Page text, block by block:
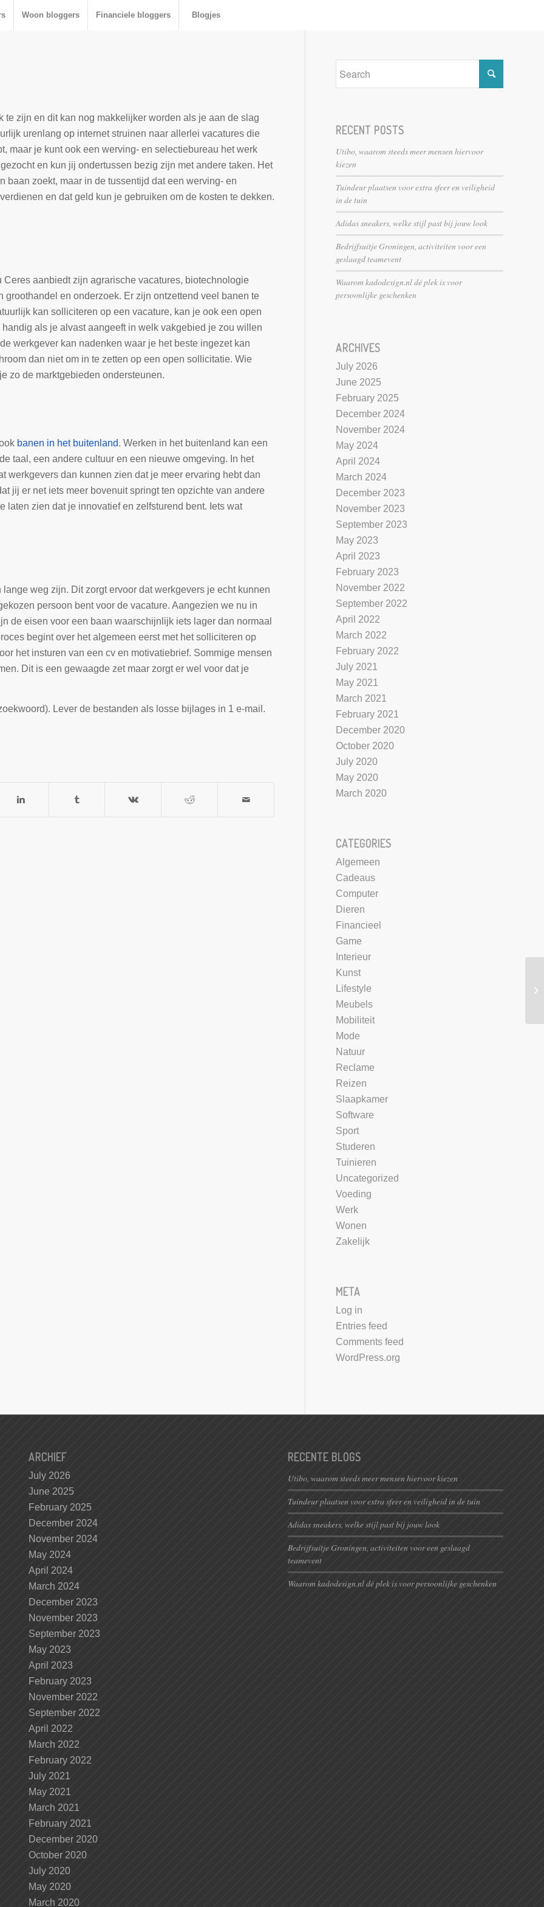
Woon bloggers Financiele bloggers Blogjes
zijn en dit kan nog makkelijker worden als je aan de slag
urenlang op internet struinen naar allerlei vacatures die
maar je kunt ook een werving- en selectiebureau het werk
en kun jij ondertussen bezig zijn met andere taken. Het
baan zoekt, maar in de tussentijd dat een werving- en
en dat geld kun je gebruiken om de kosten te dekken.
aanbiedt zijn agrarische vacatures, biotechnologie
en onderzoek. Er zijn ontzettend veel banen te
kan solliciteren op een vacature, kan je ook een open
als je alvast aangeeft in welk vakgebied je zou willen
werkgever kan nadenken waar je het beste ingezet kan
dan niet om in te zetten op een open sollicitatie. Wie
zo de marktgebieden ondersteunen.
banen in het buitenland. Werken in het buitenland kan een
taal, een andere cultuur en een nieuwe omgeving. In het
werkgevers dan kunnen zien dat je meer ervaring hebt dan
jij er net iets meer bovenuit springt ten opzichte van andere
laten zien dat je innovatief en zelfsturend bent. Iets wat
weg zijn. Dit zorgt ervoor dat werkgevers je echt kunnen
persoon bent voor de vacature. Aangezien we nu in
de eisen voor een baan waarschijnlijk iets lager dan normaal
begint over het algemeen eerst met het solliciteren op
het insturen van een cv en motivatiebrief. Sommige mensen
Dit is een gewaagde zet maar zorgt er wel voor dat je
Lever de bestanden als losse bijlages in 1 e-mail.
RECENT POSTS
Utibo, waarom steeds meer mensen hiervoor
kiezen
Tuindeur plaatsen voor extra sfeer en veiligheid
in de tuin
Adidas sneakers, welke stijl past bij jouw look
Bedrijfsuitje Groningen, activiteiten voor een
geslaagd teamevent
Waarom kadodesign.nl dé plek is voor
persoonlijke geschenken
ARCHIVES
July 2026
June 2025
February 2025
December 2024
November 2024
May 2024
April 2024
March 2024
December 2023
November 2023
September 2023
May 2023
April 2023
February 2023
November 2022
September 2022
April 2022
March 2022
February 2022
July 2021
May 2021
March 2021
February 2021
December 2020
October 2020
July 2020
May 2020
March 2020
CATEGORIES
Algemeen
Cadeaus
Computer
Dieren
Financieel
Game
Interieur
Kunst
Lifestyle
Meubels
Mobiliteit
Mode
Natuur
Reclame
Reizen
Slaapkamer
Software
Sport
Studeren
Tuinieren
Uncategorized
Voeding
Werk
Wonen
Zakelijk
META
Log in
Entries feed
Comments feed
WordPress.org
ARCHIEF
July 2026
June 2025
February 2025
December 2024
November 2024
May 2024
April 2024
March 2024
December 2023
November 2023
September 2023
May 2023
April 2023
February 2023
November 2022
September 2022
April 2022
March 2022
February 2022
July 2021
May 2021
March 2021
February 2021
December 2020
October 2020
July 2020
May 2020
March 2020
RECENTE BLOGS
Utibo, waarom steeds meer mensen hiervoor kiezen
Tuindeur plaatsen voor extra sfeer en veiligheid in de tuin
Adidas sneakers, welke stijl past bij jouw look
Bedrijfsuitje Groningen, activiteiten voor een geslaagd
teamevent
Waarom kadodesign.nl dé plek is voor persoonlijke geschenken